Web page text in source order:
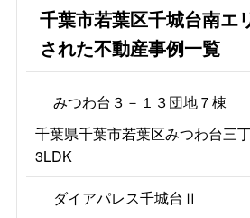
千葉市若葉区千城台南エ
された不動産事例一覧
みつわ台３－１３団地７棟
千葉県千葉市若葉区みつわ台三
3LDK
ダイアパレス千城台Ⅱ